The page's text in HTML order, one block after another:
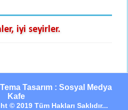
iyi seyirler.
Tasarım : Sosyal Medya
Kafe
© 2019 Tüm Hakları Saklıdır...